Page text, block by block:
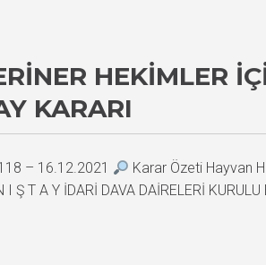
HEKIMLER
KARARI
– 16.12.2021
Karar Özeti Hayvan
Ş T A Y İDARİ DAVA DAİRELERİ